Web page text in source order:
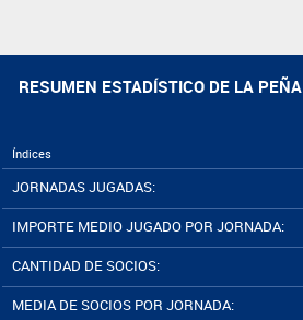
RESUMEN ESTADÍSTICO DE LA PEÑA
Índices
JORNADAS JUGADAS:
IMPORTE MEDIO JUGADO POR JORNADA:
CANTIDAD DE SOCIOS:
MEDIA DE SOCIOS POR JORNADA: